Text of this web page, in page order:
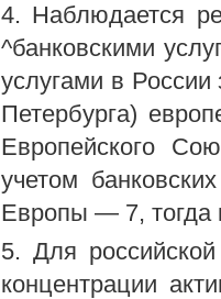
4. Наблюдается
^банковскими
услугами в
Петербурга)
Европейского
учетом
Европы — 7, тогда
5. Для
концентрации